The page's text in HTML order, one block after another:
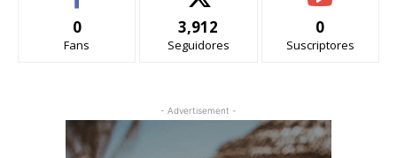
0
Fans
3,912
Seguidores
0
Suscriptores
- Advertisement -